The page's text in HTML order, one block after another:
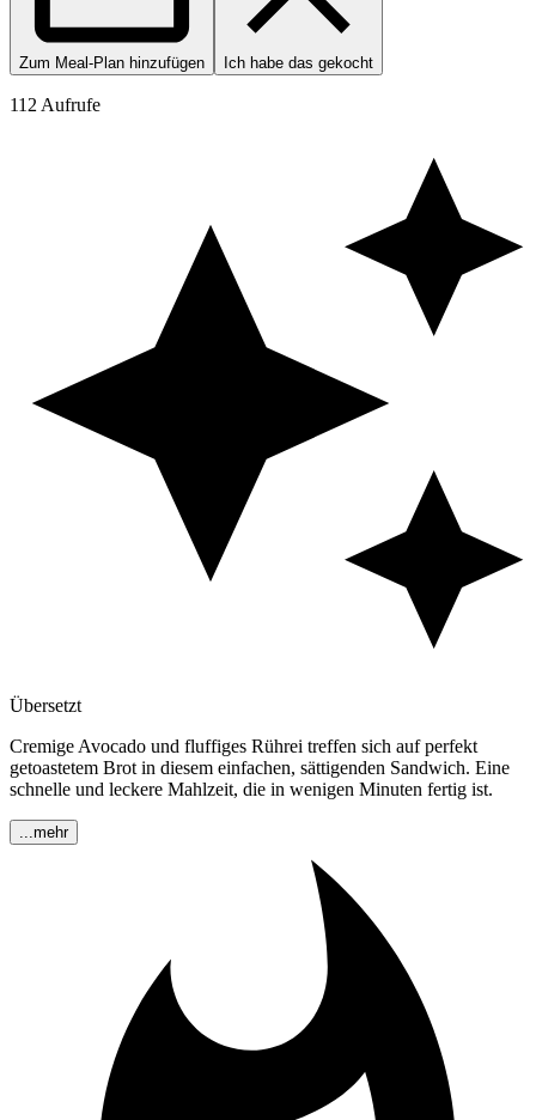
Zum Meal-Plan hinzufügen Ich habe das gekocht
112 Aufrufe
Übersetzt
Cremige Avocado und fluffiges Rührei treffen sich auf perfekt
getoastetem Brot in diesem einfachen, sättigenden Sandwich. Eine
schnelle und leckere Mahlzeit, die in wenigen Minuten fertig ist.
...mehr